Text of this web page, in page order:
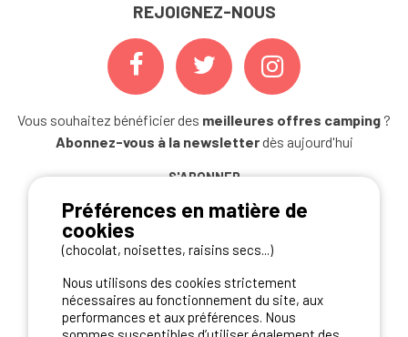
REJOIGNEZ-NOUS
Vous souhaitez bénéficier des meilleures offres camping ?
Abonnez-vous à la newsletterdès aujourd'hui
S'ABONNER
NOS PARTENAIRES
Préférences en matière de
cookies
(chocolat, noisettes, raisins secs...)
Nous utilisons des cookies strictement
nécessaires au fonctionnement du site, aux
performances et aux préférences. Nous